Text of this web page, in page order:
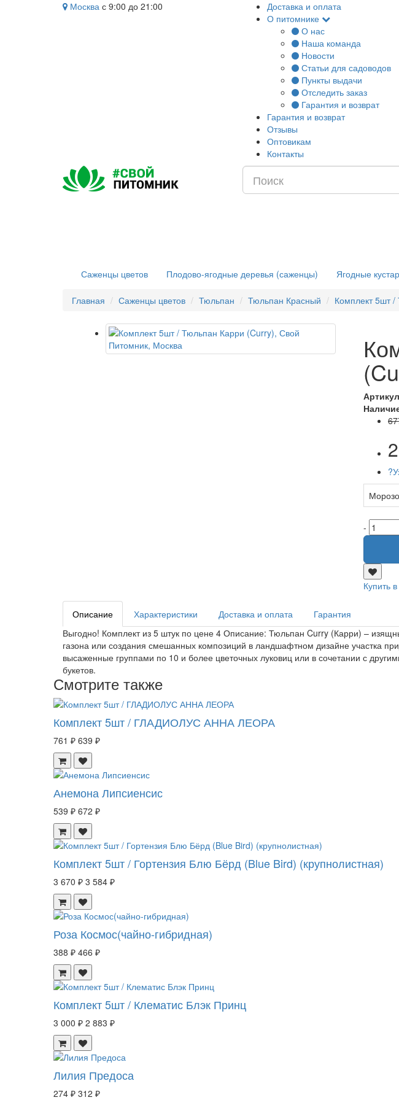
Москва с 9:00 до 21:00
Доставка и оплата
О питомнике
О нас
Наша команда
Новости
Статьи для садоводов
Пункты выдачи
Отследить заказ
Гарантия и возврат
Гарантия и возврат
Отзывы
Оптовикам
Контакты
Саженцы цветов Плодово-ягодные деревья (саженцы) Ягодные
Главная Саженцы цветов Тюльпан Тюльпан Красный Комплект 5шт
?
-
Купить
Описание Характеристики Доставка и оплата
Гарантия
Выгодно! Комплект из 5 штук по цене 4 Описание: Тюльпан Curry (Карри) –
газона или создания смешанных композиций в ландшафтном дизайне участка
высаженные группами по 10 и более цветочных луковиц или в сочетании с
букетов.
Смотрите также
Комплект 5шт / ГЛАДИОЛУС АННА ЛЕОРА
761 ₽ 639 ₽
Анемона Липсиенсис
539 ₽ 672 ₽
Комплект 5шт / Гортензия Блю Бёрд (Blue Bird) (крупнолистная)
3 670 ₽ 3 584 ₽
Роза Космос(чайно-гибридная)
388 ₽ 466 ₽
Комплект 5шт / Клематис Блэк Принц
3 000 ₽ 2 883 ₽
Лилия Предоса
274 ₽ 312 ₽